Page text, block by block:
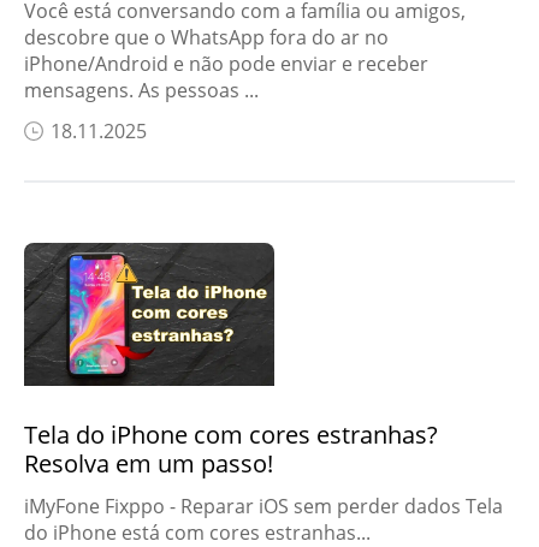
Você está conversando com a família ou amigos,
descobre que o WhatsApp fora do ar no
iPhone/Android e não pode enviar e receber
mensagens. As pessoas ...
18.11.2025
Tela do iPhone com cores estranhas?
Resolva em um passo!
iMyFone Fixppo - Reparar iOS sem perder dados Tela
do iPhone está com cores estranhas...